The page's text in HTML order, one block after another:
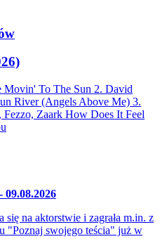
Movin' To The Sun 2. David
River (Angels Above Me) 3.
Fezzo, Zaark How Does It Feel
się na aktorstwie i zagrała m.in. z
"Poznaj swojego teścia" już w